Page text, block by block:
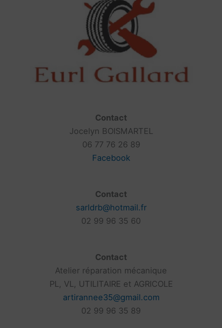
Contact
Jocelyn BOISMARTEL
06 77 76 26 89
Facebook
Contact
sarldrb@hotmail.fr
02 99 96 35 60
Contact
Atelier réparation mécanique
PL, VL, UTILITAIRE et AGRICOLE
artirannee35@gmail.com
02 99 96 35 89